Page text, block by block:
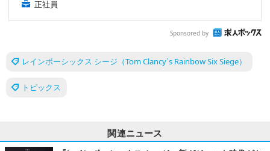
正社員
Sponsored by
レインボーシックス シージ（Tom Clancy`s Rainbow Six Siege）
トピックス
関連ニュース